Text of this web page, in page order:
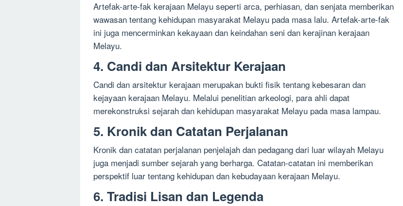
Artefak-arte-fak kerajaan Melayu seperti arca, perhiasan, dan senjata memberikan
wawasan tentang kehidupan masyarakat Melayu pada masa lalu. Artefak-arte-fak
ini juga mencerminkan kekayaan dan keindahan seni dan kerajinan kerajaan
Melayu.
4. Candi dan Arsitektur Kerajaan
Candi dan arsitektur kerajaan merupakan bukti fisik tentang kebesaran dan
kejayaan kerajaan Melayu. Melalui penelitian arkeologi, para ahli dapat
merekonstruksi sejarah dan kehidupan masyarakat Melayu pada masa lampau.
5. Kronik dan Catatan Perjalanan
Kronik dan catatan perjalanan penjelajah dan pedagang dari luar wilayah Melayu
juga menjadi sumber sejarah yang berharga. Catatan-catatan ini memberikan
perspektif luar tentang kehidupan dan kebudayaan kerajaan Melayu.
6. Tradisi Lisan dan Legenda